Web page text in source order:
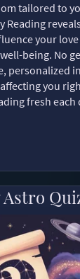
tailored to
Reading
your
being. No
personalized
you
fresh each
Astro